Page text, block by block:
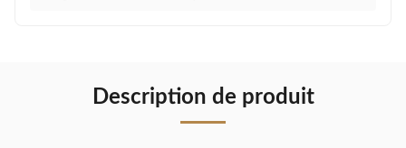
Description de produit